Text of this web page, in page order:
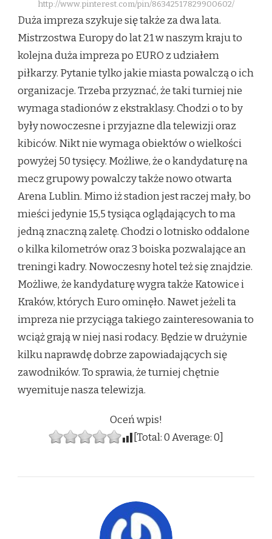
http://www.pinterest.com/pin/86342517829900602/
Duża impreza szykuje się także za dwa lata.
Mistrzostwa Europy do lat 21 w naszym kraju to
kolejna duża impreza po EURO z udziałem
piłkarzy. Pytanie tylko jakie miasta powalczą o ich
organizacje. Trzeba przyznać, że taki turniej nie
wymaga stadionów z ekstraklasy. Chodzi o to by
były nowoczesne i przyjazne dla telewizji oraz
kibiców. Nikt nie wymaga obiektów o wielkości
powyżej 50 tysięcy. Możliwe, że o kandydaturę na
mecz grupowy powalczy także nowo otwarta
Arena Lublin. Mimo iż stadion jest raczej mały, bo
mieści jedynie 15,5 tysiąca oglądających to ma
jedną znaczną zaletę. Chodzi o lotnisko oddalone
o kilka kilometrów oraz 3 boiska pozwalające an
treningi kadry. Nowoczesny hotel też się znajdzie.
Możliwe, że kandydaturę wygra także Katowice i
Kraków, których Euro ominęło. Nawet jeżeli ta
impreza nie przyciąga takiego zainteresowania to
wciąż grają w niej nasi rodacy. Będzie w drużynie
kilku naprawdę dobrze zapowiadających się
zawodników. To sprawia, że turniej chętnie
wyemituje nasza telewizja.
Oceń wpis!
[Total:0Average:0]